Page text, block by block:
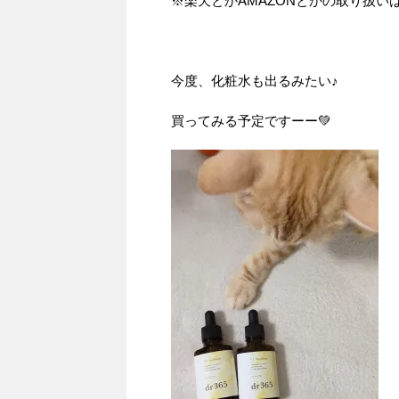
今度、化粧水も出るみたい♪
買ってみる予定ですーー💚